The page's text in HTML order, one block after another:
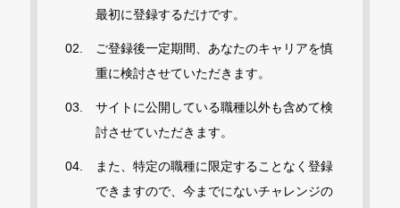
最初に登録するだけです。
ご登録後一定期間、あなたのキャリアを慎
重に検討させていただきます。
サイトに公開している職種以外も含めて検
討させていただきます。
また、特定の職種に限定することなく登録
できますので、今までにないチャレンジの